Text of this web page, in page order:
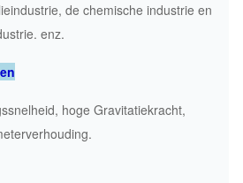
de chemische industrie en
enz.
hoge Gravitatiekracht,